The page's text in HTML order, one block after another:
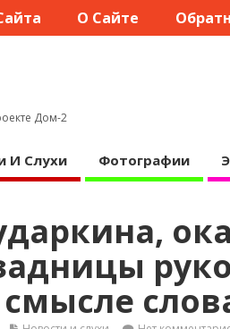
О Сайте
Дом-2
И Слухи Фотографии